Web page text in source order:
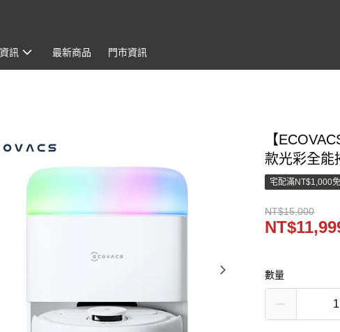
訊 最新商品 門市資訊
【
款光彩全能
宅配滿NT$1,000
NT$15,000
數量